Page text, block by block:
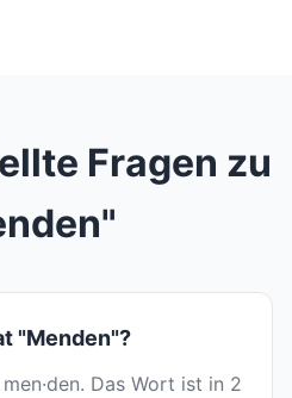
Fragen zu
"Menden"?
men·den. Das Wort ist in 2